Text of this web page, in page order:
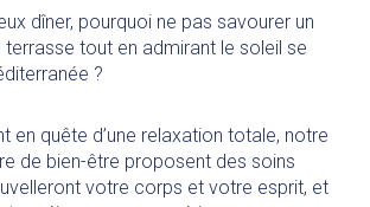
dîner, pourquoi ne pas savourer un
tout en admirant le soleil se
?
en quête d’une relaxation totale, notre
de bien-être proposent des soins
votre corps et votre esprit, et